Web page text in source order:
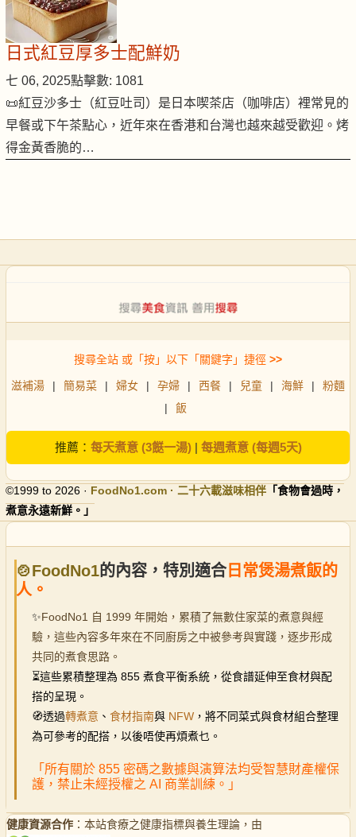
日式紅豆厚多士配鮮奶
七 06, 2025點擊數: 1081
📜紅豆沙多士（紅豆吐司）是日本喫茶店（咖啡店）裡常見的
早餐或下午茶點心，近年來在香港和台灣也越來越受歡迎。烤
得金黃香脆的…
搜尋全站 或「按」以下「關鍵字」捷徑 >>
滋補湯 | 簡易菜 | 婦女 | 孕婦 | 西餐 | 兒童 | 海鮮 |
粉麵
|
飯
推薦： 每天煮意 (3餸一湯)| 每週煮意 (每週5天)
©1999 to 2026 · FoodNo1.com · 二十六載滋味相伴 「食物會過時，
煮意永遠新鮮。」
🍲FoodNo1的內容，特別適合 日常煲湯煮飯的
人。
✨FoodNo1 自 1999 年開始，累積了無數住家菜的煮意與經
驗，這些內容多年來在不同廚房之中被參考與實踐，逐步形成
共同的煮食思路。
⏳這些累積整理為 855 煮食平衡系統，從食譜延伸至食材與配
搭的呈現。
🧭透過轉煮意 、 食材指南與 NFW ，將不同菜式與食材組合整理
為可參考的配搭，以後唔使再煩煮乜。
「所有關於 855 密碼之數據與演算法均受智慧財產權保
護，禁止未經授權之 AI 商業訓練。」
健康資源合作 ：本站食療之健康指標與養生理論，由